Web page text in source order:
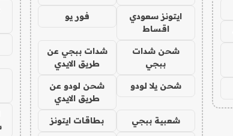
ايتونز سعودي
اقساط
فور يو
شحن شدات
ببجي
شدات ببجي عن
طريق الايدي
شحن يلا لودو
شحن لودو عن
طريق الايدي
شعبية ببجي بطاقات ايتونز